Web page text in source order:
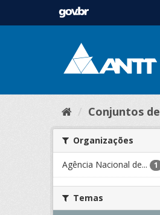
Conjuntos
Organizações
Agência Nacional de... 1
Temas